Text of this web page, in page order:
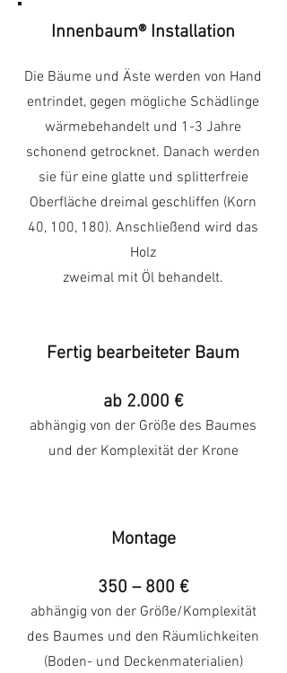
Innenbaum® Installation
Die Bäume und Äste werden von Hand
entrindet, gegen mögliche Schädlinge
wärmebehandelt und 1-3 Jahre
schonend getrocknet. Danach werden
sie für eine glatte und splitterfreie
Oberfläche dreimal geschliffen (Korn
40, 100, 180). Anschließend wird das
Holz
zweimal mit Öl behandelt.
Fertig bearbeiteter Baum
ab 2.000 €
abhängig von der Größe des Baumes
und der Komplexität der Krone
Montage
350 – 800 €
abhängig von der Größe/Komplexität
des Baumes und den Räumlichkeiten
(Boden- und Deckenmaterialien)